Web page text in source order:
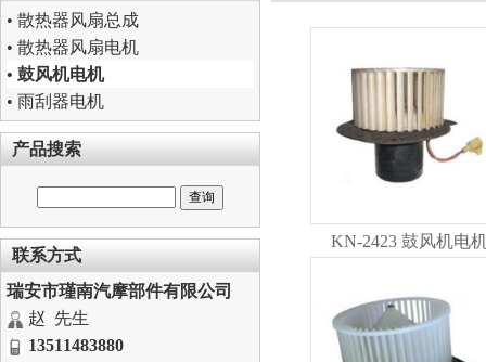
• 散热器风扇总成
• 散热器风扇电机
• 鼓风机电机
• 雨刮器电机
产品搜索
联系方式
瑞安市瑾南汽摩部件有限公司
赵 先生
13511483880
KN-2423 鼓风机电